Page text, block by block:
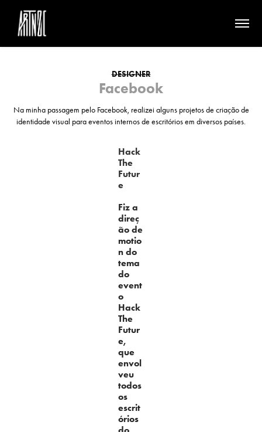
DESIGNER
Facebook
Na minha passagem pelo Facebook, realizei alguns projetos de criação de
identidade visual para eventos internos de escritórios em diversos países.
Hack
The
Futur
e
Fiz a
direç
ão de
motio
n do
tema
do
event
o
Hack
The
Futur
e,
que
envol
veu
todos
os
escrit
órios